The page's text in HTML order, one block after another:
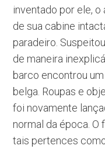
inventado por ele,
de sua cabine
paradeiro.
de maneira
barco encontrou
belga. Roupas e
foi novamente
normal da época. O
tais pertences